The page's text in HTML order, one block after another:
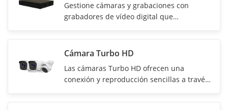
Gestione cámaras y grabaciones con
grabadores de vídeo digital que
usuario fácil de usar.
Cámara Turbo HD
Las cámaras Turbo HD ofrecen una
conexión y reproducción sencillas a través